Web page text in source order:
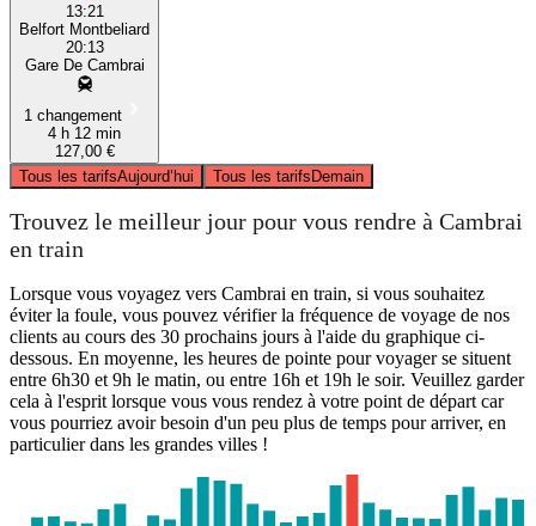
13:21
Belfort Montbeliard
20:13
Gare De Cambrai
1 changement
4 h 12 min
127,00 €
Tous les tarifsAujourd’hui Tous les tarifsDemain
Trouvez le meilleur jour pour vous rendre à Cambrai
en train
Lorsque vous voyagez vers Cambrai en train, si vous souhaitez
éviter la foule, vous pouvez vérifier la fréquence de voyage de nos
clients au cours des 30 prochains jours à l'aide du graphique ci-
dessous. En moyenne, les heures de pointe pour voyager se situent
entre 6h30 et 9h le matin, ou entre 16h et 19h le soir. Veuillez garder
cela à l'esprit lorsque vous vous rendez à votre point de départ car
vous pourriez avoir besoin d'un peu plus de temps pour arriver, en
particulier dans les grandes villes !